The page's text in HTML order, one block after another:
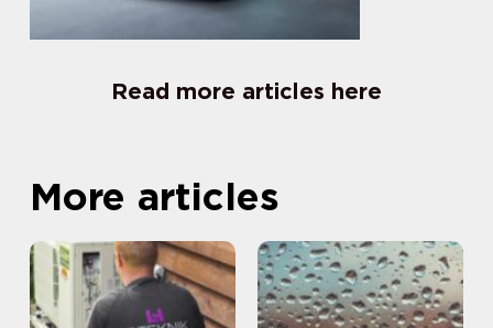
Read more articles here
More articles